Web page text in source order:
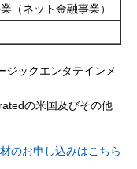
（ネット金融事業）
ジックエンタテインメ
の米国及びその他
のお申し込みはこちら